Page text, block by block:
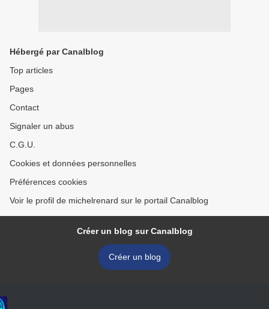
Hébergé par Canalblog
Top articles
Pages
Contact
Signaler un abus
C.G.U.
Cookies et données personnelles
Préférences cookies
Voir le profil de michelrenard sur le portail Canalblog
Créer un blog sur Canalblog
Créer un blog